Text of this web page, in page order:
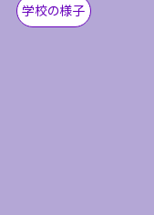
学校の様子